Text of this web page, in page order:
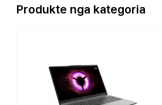
Produkte nga kategoria